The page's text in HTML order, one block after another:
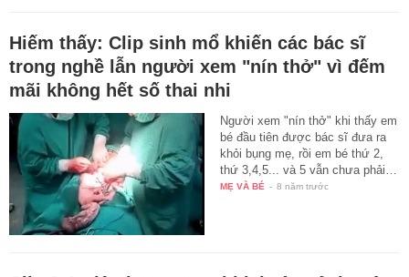
Hiếm thấy: Clip sinh mổ khiến các bác sĩ
trong nghề lẫn người xem "nín thở" vì đếm
mãi không hết số thai nhi
Người xem "nín thở" khi thấy em
bé đầu tiên được bác sĩ đưa ra
khỏi bụng mẹ, rồi em bé thứ 2,
thứ 3,4,5... và 5 vẫn chưa phải…
MẸ VÀ BÉ - 8 năm trước